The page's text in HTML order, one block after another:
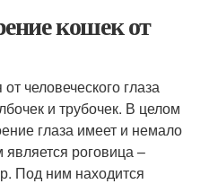
кошек от
человеческого глаза
и трубочек. В целом
глаза имеет и немало
роговица –
Под ним находится